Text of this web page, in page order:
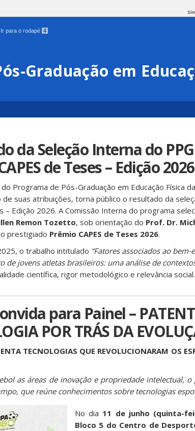
Ir para o rodapé 4
Graduação em
da Seleção Interna do
de Teses – Edição
Programa de Pós-Graduação em Educação Física
de suas atribuições, torna público o resultado da
– Edição 2026. A Comissão Interna do programa
Remon Tozetto, sob orientação do Prof. Dr.
prestigiado Prêmio CAPES de Teses 2026.
o trabalho intitulado “Fatores associados ao
de jovens atletas brasileiros: uma análise de
científica, rigor metodológico e relevância social.
para Painel –
POR TRÁS DA
TECNOLOGIAS QUE REVOLUCIONARAM OS
as áreas de inovação e propriedade intelectual,
que reúne conhecimentos sobre tecnologias
No dia 11 de junho (quinta-
Bloco 5 do Centro de